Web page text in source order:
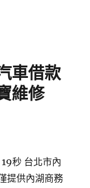
車借款
維修
秒 台北市內
提供內湖商務